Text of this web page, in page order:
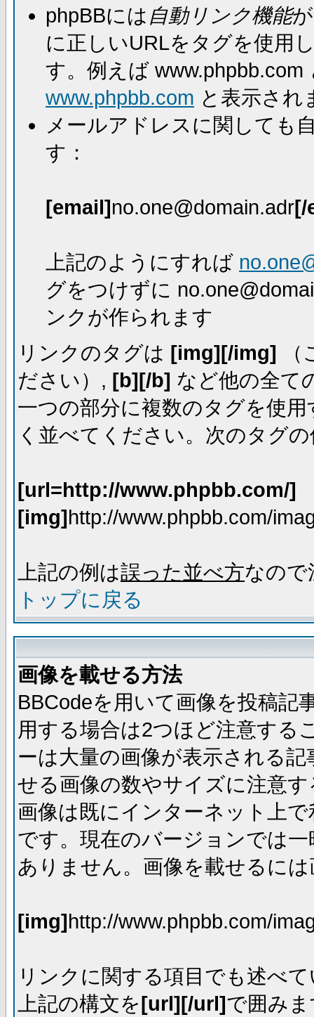
phpBBには 自動リンク機能
に正しいURLをタグを使用
す。例えば
www.phpbb.com と表示され
メールアドレスに関しても
す：
[email]no.one@domain.adr[/
上記のようにすれば
グをつけずに
ンクが作られます
リンクのタグは [img][/img] （
ださい）, [b][/b] など他の全て
一つの部分に複数のタグを使
く並べてください。次のタグ
[url=http://www.phpbb.com/]
[img]http://www.phpbb.com/
上記の例は誤った並べ方なので
トップに戻る
画像を載せる方法
BBCodeを用いて画像を投稿記
用する場合は2つほど注意する
ーは大量の画像が表示される
せる画像の数やサイズに注意
画像は既にインターネット上
です。現在のバージョンでは
ありません。画像を載せるに
[img]http://www.phpbb.com/
リンクに関する項目でも述べ
上記の構文を[url][/url]で囲み